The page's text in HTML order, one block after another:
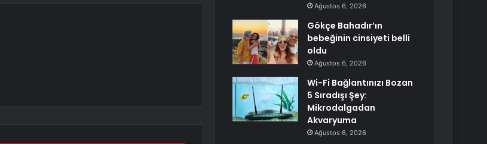
Ağustos 6, 2026
Gökçe Bahadır’ın
bebeğinin cinsiyeti belli
oldu
Ağustos 6, 2026
Wi-Fi Bağlantınızı Bozan
5 Sıradışı Şey:
Mikrodalgadan
Akvaryuma
Ağustos 6, 2026